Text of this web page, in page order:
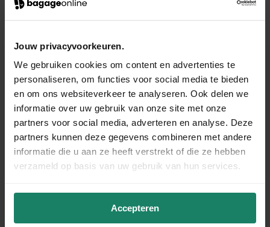
Jouw privacyvoorkeuren.
We gebruiken cookies om content en advertenties te
personaliseren, om functies voor social media te bieden
en om ons websiteverkeer te analyseren. Ook delen we
informatie over uw gebruik van onze site met onze
partners voor social media, adverteren en analyse. Deze
partners kunnen deze gegevens combineren met andere
informatie die u aan ze heeft verstrekt of die ze hebben
verzameld op basis van uw gebruik van hun services.
Accepteren